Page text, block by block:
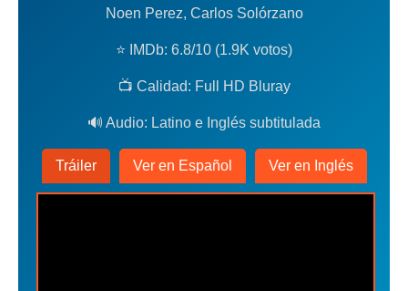
Noen Perez, Carlos Solórzano
⭐ IMDb: 6.8/10 (1.9K votos)
📺 Calidad: Full HD Bluray
🔊 Audio: Latino e Inglés subtitulada
Tráiler Ver en Español Ver en Inglés